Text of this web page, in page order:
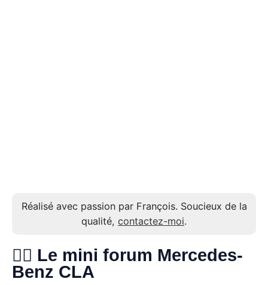
Réalisé avec passion par François. Soucieux de la
qualité, contactez-moi.
🙋‍♂️ Le mini forum Mercedes-
Benz CLA